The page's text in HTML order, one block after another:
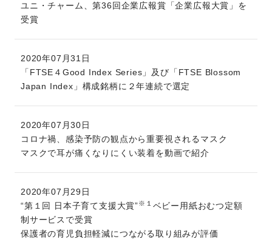
ユニ・チャーム、第36回企業広報賞「企業広報大賞」を
受賞
2020年07月31日
「FTSE４Good Index Series」及び「FTSE Blossom
Japan Index」構成銘柄に２年連続で選定
2020年07月30日
コロナ禍、感染予防の観点から重要視されるマスク
マスクで耳が痛くなりにくい装着を動画で紹介
2020年07月29日
“第１回 日本子育て支援大賞”※１ ベビー用紙おむつ定額
制サービスで受賞
保護者の育児負担軽減につながる取り組みが評価